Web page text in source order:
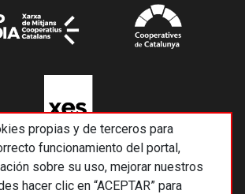
propias y de terceros para
funcionamiento del portal,
sobre su uso, mejorar nuestros
hacer clic en “ACEPTAR” para